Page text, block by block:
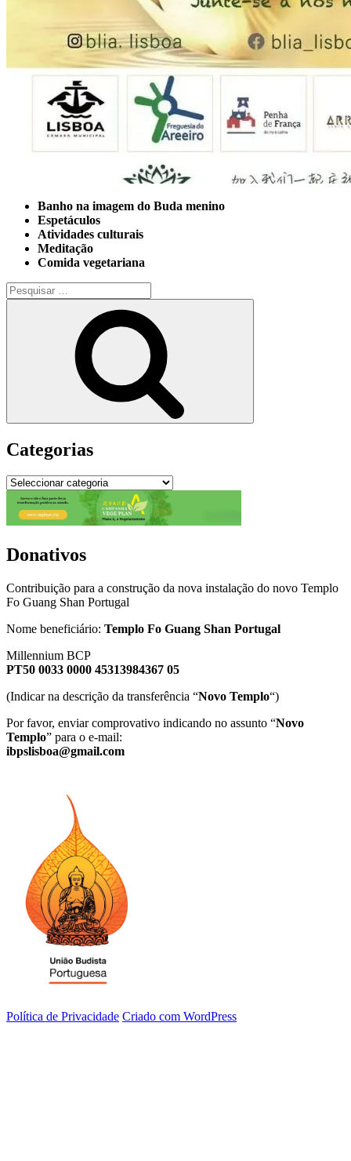
Banho na imagem do Buda menino
Espetáculos
Atividades culturais
Meditação
Comida vegetariana
Pesquisar
por:
Categorias
Categorias
Donativos
Contribuição para a construção da nova instalação do novo Templo
Fo Guang Shan Portugal
Nome beneficiário: Templo Fo Guang Shan Portugal
Millennium BCP
PT50 0033 0000 45313984367 05
(Indicar na descrição da transferência “Novo Templo“)
Por favor, enviar comprovativo indicando no assunto “Novo
Templo” para o e-mail:
ibpslisboa@gmail.com
Política de Privacidade Criado com WordPress